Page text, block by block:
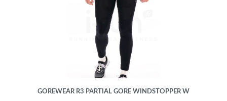
GOREWEAR R3 PARTIAL GORE WINDSTOPPER W